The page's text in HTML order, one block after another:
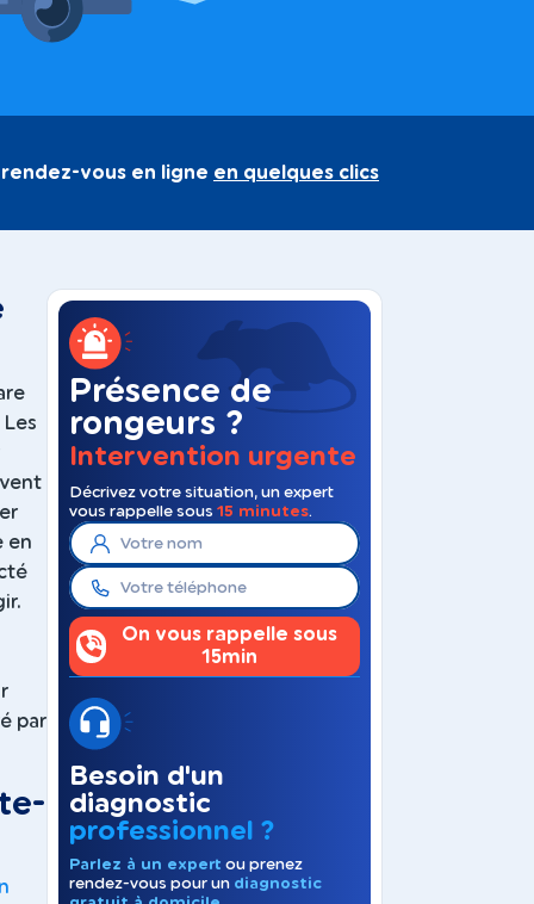
vous en ligne en quelques clics
en
par
Présence de
rongeurs ?
Intervention urgente
Décrivez votre situation, un expert
vous rappelle sous 15 minutes.
On vous rappelle sous
15min
Besoin d'un
diagnostic
professionnel ?
Parlez à un expert ou prenez
rendez-vous pour un diagnostic